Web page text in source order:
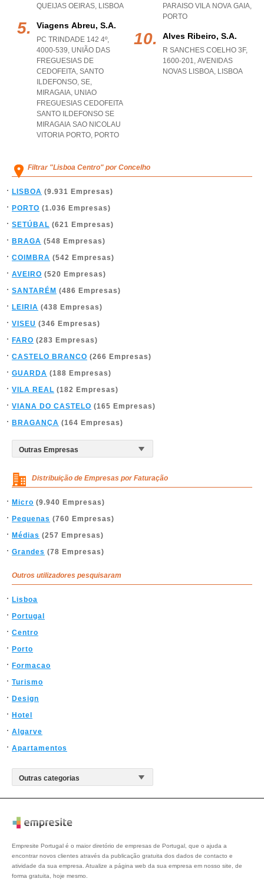
QUEIJAS OEIRAS, LISBOA
Viagens Abreu, S.a.
PC TRINDADE 142 4º,
4000-539, UNIÃO DAS
FREGUESIAS DE
CEDOFEITA, SANTO
ILDEFONSO, SE,
MIRAGAIA, UNIAO
FREGUESIAS CEDOFEITA
SANTO ILDEFONSO SE
MIRAGAIA SAO NICOLAU
VITORIA PORTO, PORTO
PARAISO VILA NOVA GAIA,
PORTO
Alves Ribeiro, S.a.
R SANCHES COELHO 3F,
1600-201, AVENIDAS
NOVAS LISBOA, LISBOA
Filtrar "Lisboa Centro" por Concelho
LISBOA (9.931 Empresas)
PORTO (1.036 Empresas)
SETÚBAL (621 Empresas)
BRAGA (548 Empresas)
COIMBRA (542 Empresas)
AVEIRO (520 Empresas)
SANTARÉM (486 Empresas)
LEIRIA (438 Empresas)
VISEU (346 Empresas)
FARO (283 Empresas)
CASTELO BRANCO (266 Empresas)
GUARDA (188 Empresas)
VILA REAL (182 Empresas)
VIANA DO CASTELO (165 Empresas)
BRAGANÇA (164 Empresas)
Distribuição de Empresas por Faturação
Micro (9.940 Empresas)
Pequenas (760 Empresas)
Médias (257 Empresas)
Grandes (78 Empresas)
Outros utilizadores pesquisaram
Lisboa
Portugal
Centro
Porto
Formacao
Turismo
Design
Hotel
Algarve
Apartamentos
Empresite Portugal é o maior diretório de empresas de Portugal, que o ajuda a
encontrar novos clientes através da publicação gratuita dos dados de contacto e
atividade da sua empresa. Atualize a página web da sua empresa em nosso site, de
forma gratuita, hoje mesmo.